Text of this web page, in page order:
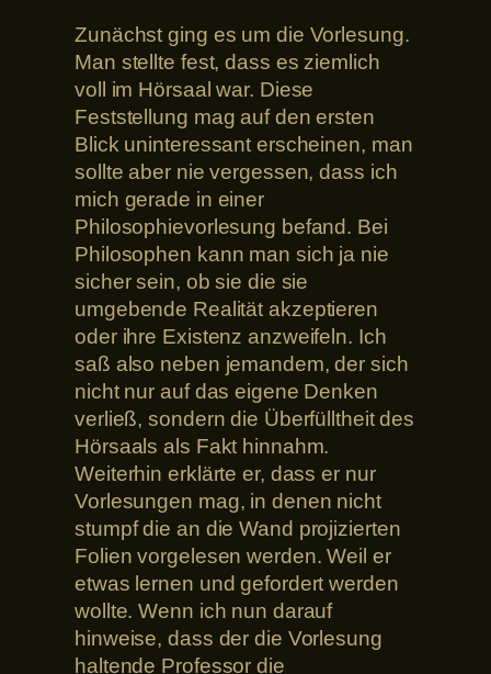
Zunächst ging es um die Vorlesung.
Man stellte fest, dass es ziemlich
voll im Hörsaal war. Diese
Feststellung mag auf den ersten
Blick uninteressant erscheinen, man
sollte aber nie vergessen, dass ich
mich gerade in einer
Philosophievorlesung befand. Bei
Philosophen kann man sich ja nie
sicher sein, ob sie die sie
umgebende Realität akzeptieren
oder ihre Existenz anzweifeln. Ich
saß also neben jemandem, der sich
nicht nur auf das eigene Denken
verließ, sondern die Überfülltheit des
Hörsaals als Fakt hinnahm.
Weiterhin erklärte er, dass er nur
Vorlesungen mag, in denen nicht
stumpf die an die Wand projizierten
Folien vorgelesen werden. Weil er
etwas lernen und gefordert werden
wollte. Wenn ich nun darauf
hinweise, dass der die Vorlesung
haltende Professor die